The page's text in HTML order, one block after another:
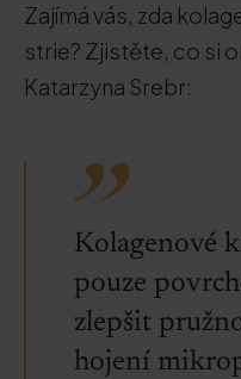
Zajímá vás, zda
strie? Zjistěte, co si
Katarzyna Srebr:
Kolagenové
pouze
zlepšit
hojení